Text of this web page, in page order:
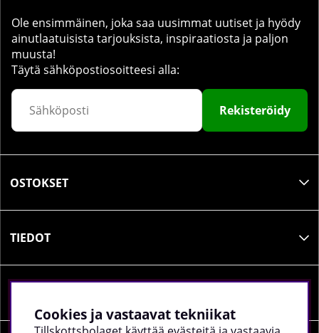
Ole ensimmäinen, joka saa uusimmat uutiset ja hyödy
ainutlaatuisista tarjouksista, inspiraatiosta ja paljon
muusta!
Täytä sähköpostiosoitteesi alla:
Rekisteröidy
OSTOKSET
TIEDOT
Cookies ja vastaavat tekniikat